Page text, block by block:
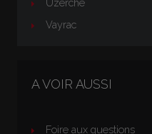
Uzerche
Vayrac
A VOIR AUSSI
Foire aux questions